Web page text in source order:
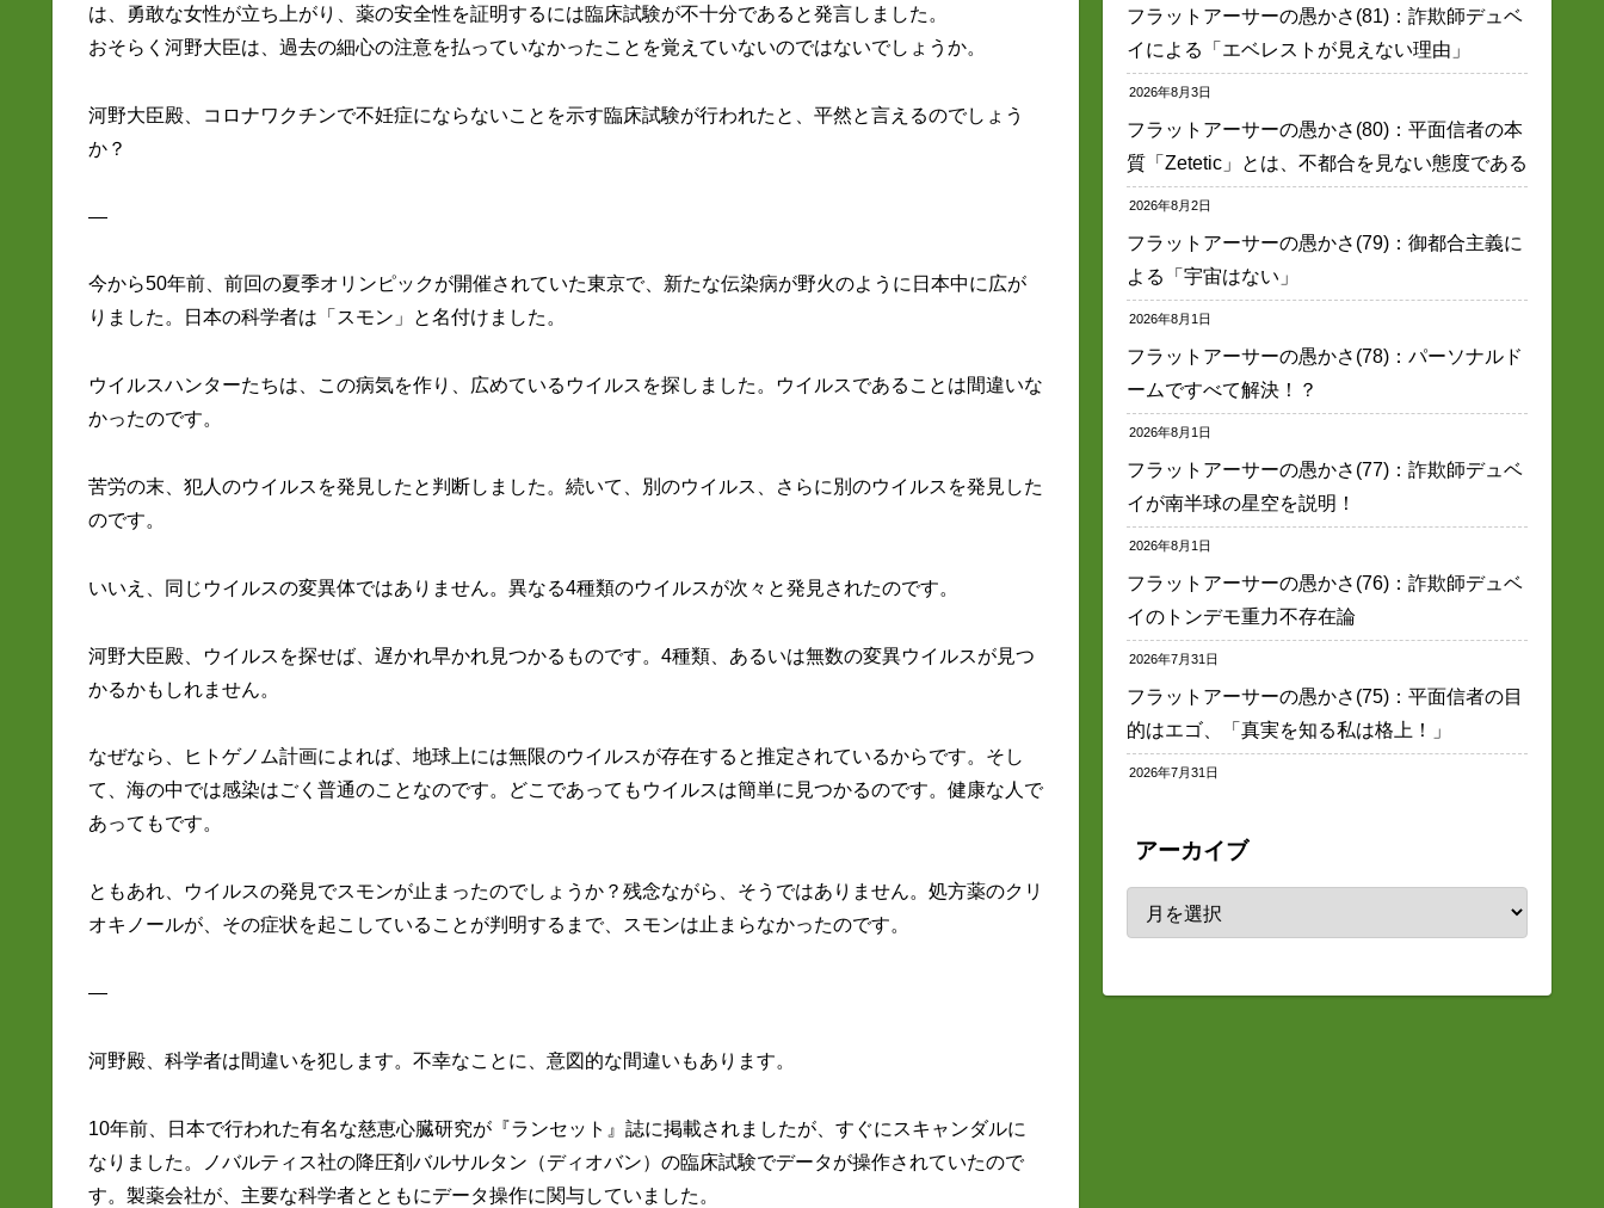
は、勇敢な女性が立ち上がり、薬の安全性を証明するには臨床試験が不十分であると発言しました。
おそらく河野大臣は、過去の細心の注意を払っていなかったことを覚えていないのではないでしょうか。
河野大臣殿、コロナワクチンで不妊症にならないことを示す臨床試験が行われたと、平然と言えるのでしょう
か？
—
今から50年前、前回の夏季オリンピックが開催されていた東京で、新たな伝染病が野火のように日本中に広が
りました。日本の科学者は「スモン」と名付けました。
ウイルスハンターたちは、この病気を作り、広めているウイルスを探しました。ウイルスであることは間違いな
かったのです。
苦労の末、犯人のウイルスを発見したと判断しました。続いて、別のウイルス、さらに別のウイルスを発見した
のです。
いいえ、同じウイルスの変異体ではありません。異なる4種類のウイルスが次々と発見されたのです。
河野大臣殿、ウイルスを探せば、遅かれ早かれ見つかるものです。4種類、あるいは無数の変異ウイルスが見つ
かるかもしれません。
なぜなら、ヒトゲノム計画によれば、地球上には無限のウイルスが存在すると推定されているからです。そし
て、海の中では感染はごく普通のことなのです。どこであってもウイルスは簡単に見つかるのです。健康な人で
あってもです。
ともあれ、ウイルスの発見でスモンが止まったのでしょうか？残念ながら、そうではありません。処方薬のクリ
オキノールが、その症状を起こしていることが判明するまで、スモンは止まらなかったのです。
—
河野殿、科学者は間違いを犯します。不幸なことに、意図的な間違いもあります。
10年前、日本で行われた有名な慈恵心臓研究が『ランセット』誌に掲載されましたが、すぐにスキャンダルに
なりました。ノバルティス社の降圧剤バルサルタン（ディオバン）の臨床試験でデータが操作されていたので
す。製薬会社が、主要な科学者とともにデータ操作に関与していました。
フラットアーサーの愚かさ(81)：詐欺師デュベ
イによる「エベレストが見えない理由」
2026年8月3日
フラットアーサーの愚かさ(80)：平面信者の本
質「Zetetic」とは、不都合を見ない態度である
2026年8月2日
フラットアーサーの愚かさ(79)：御都合主義に
よる「宇宙はない」
2026年8月1日
フラットアーサーの愚かさ(78)：パーソナルド
ームですべて解決！？
2026年8月1日
フラットアーサーの愚かさ(77)：詐欺師デュベ
イが南半球の星空を説明！
2026年8月1日
フラットアーサーの愚かさ(76)：詐欺師デュベ
イのトンデモ重力不存在論
2026年7月31日
フラットアーサーの愚かさ(75)：平面信者の目
的はエゴ、「真実を知る私は格上！」
2026年7月31日
アーカイブ